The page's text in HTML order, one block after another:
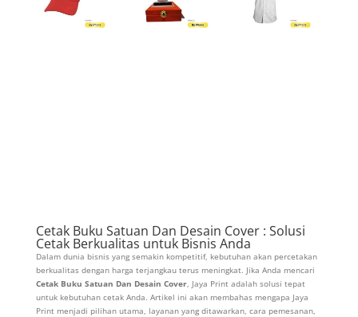
Cetak Buku Satuan Dan Desain Cover : Solusi
Cetak Berkualitas untuk Bisnis Anda
Dalam dunia bisnis yang semakin kompetitif, kebutuhan akan percetakan
berkualitas dengan harga terjangkau terus meningkat. Jika Anda mencari
Cetak Buku Satuan Dan Desain Cover, Jaya Print adalah solusi tepat
untuk kebutuhan cetak Anda. Artikel ini akan membahas mengapa Jaya
Print menjadi pilihan utama, layanan yang ditawarkan, cara pemesanan,